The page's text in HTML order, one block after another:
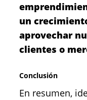
un
aprovechar
clientes o
Conclusión
En resumen,